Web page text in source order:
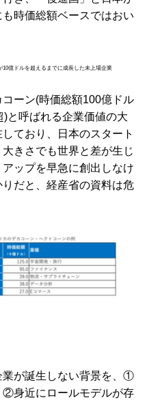
時価総額ベースではおい
ドルを超えるまでに成長した未上場企業
ーン(時価総額100億ドル
と呼ばれる企業価値の大
ており、日本のスタート
きさでも世界と差が生じ
ップを早急に創出しなけ
だと、経産省の資料は危
が誕生しない背景を、①
②身近にロールモデルが存